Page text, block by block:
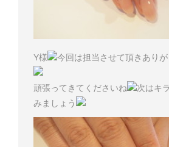
Y様 今回は担当させて頂きあり
頑張ってきてくださいね
次はキ
みましょう